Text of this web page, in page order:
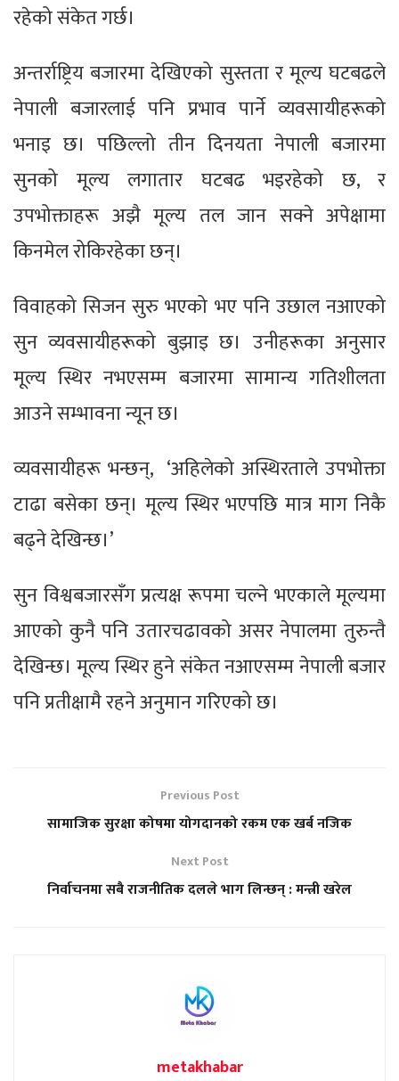
रहेको संकेत गर्छ।
अन्तर्राष्ट्रिय बजारमा देखिएको सुस्तता र मूल्य घटबढले
नेपाली बजारलाई पनि प्रभाव पार्ने व्यवसायीहरूको
भनाइ छ। पछिल्लो तीन दिनयता नेपाली बजारमा
सुनको मूल्य लगातार घटबढ भइरहेको छ, र
उपभोक्ताहरू अझै मूल्य तल जान सक्ने अपेक्षामा
किनमेल रोकिरहेका छन्।
विवाहको सिजन सुरु भएको भए पनि उछाल नआएको
सुन व्यवसायीहरूको बुझाइ छ। उनीहरूका अनुसार
मूल्य स्थिर नभएसम्म बजारमा सामान्य गतिशीलता
आउने सम्भावना न्यून छ।
व्यवसायीहरू भन्छन्, ‘अहिलेको अस्थिरताले उपभोक्ता
टाढा बसेका छन्। मूल्य स्थिर भएपछि मात्र माग निकै
बढ्ने देखिन्छ।’
सुन विश्वबजारसँग प्रत्यक्ष रूपमा चल्ने भएकाले मूल्यमा
आएको कुनै पनि उतारचढावको असर नेपालमा तुरुन्तै
देखिन्छ। मूल्य स्थिर हुने संकेत नआएसम्म नेपाली बजार
पनि प्रतीक्षामै रहने अनुमान गरिएको छ।
Previous Post
सामाजिक सुरक्षा कोषमा योगदानको रकम एक खर्ब नजिक
Next Post
निर्वाचनमा सबै राजनीतिक दलले भाग लिन्छन् : मन्त्री खरेल
metakhabar